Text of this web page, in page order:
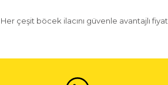
çeşit böcek ilacını güvenle avantajlı